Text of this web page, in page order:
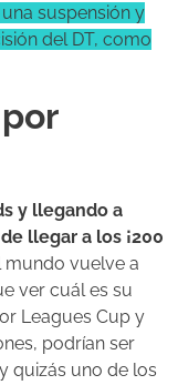
suspensión y
del DT, como
y llegando a
llegar a los ¡200
mundo vuelve a
ver cuál es su
Leagues Cup y
podrían ser
quizás uno de los